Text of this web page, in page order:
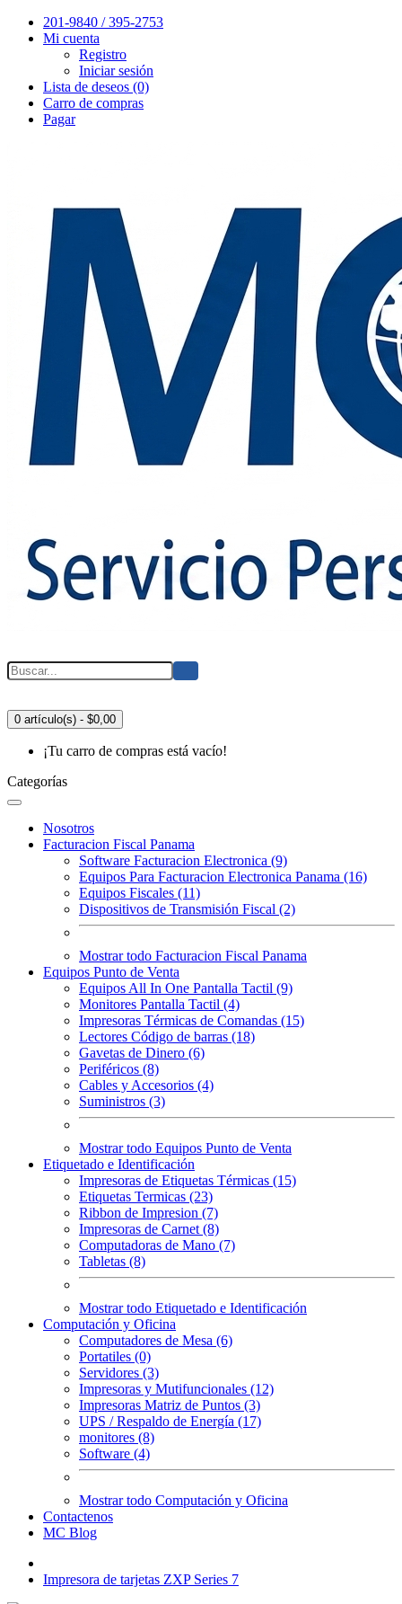
201-9840 / 395-2753
Mi cuenta
Registro
Iniciar sesión
Lista de deseos (0)
Carro de compras
Pagar
0 artículo(s) - $0,00
¡Tu carro de compras está vacío!
Categorías
Nosotros
Facturacion Fiscal Panama
Software Facturacion Electronica (9)
Equipos Para Facturacion Electronica Panama (16)
Equipos Fiscales (11)
Dispositivos de Transmisión Fiscal (2)
Mostrar todo Facturacion Fiscal Panama
Equipos Punto de Venta
Equipos All In One Pantalla Tactil (9)
Monitores Pantalla Tactil (4)
Impresoras Térmicas de Comandas (15)
Lectores Código de barras (18)
Gavetas de Dinero (6)
Periféricos (8)
Cables y Accesorios (4)
Suministros (3)
Mostrar todo Equipos Punto de Venta
Etiquetado e Identificación
Impresoras de Etiquetas Térmicas (15)
Etiquetas Termicas (23)
Ribbon de Impresion (7)
Impresoras de Carnet (8)
Computadoras de Mano (7)
Tabletas (8)
Mostrar todo Etiquetado e Identificación
Computación y Oficina
Computadores de Mesa (6)
Portatiles (0)
Servidores (3)
Impresoras y Mutifuncionales (12)
Impresoras Matriz de Puntos (3)
UPS / Respaldo de Energía (17)
monitores (8)
Software (4)
Mostrar todo Computación y Oficina
Contactenos
MC Blog
Impresora de tarjetas ZXP Series 7